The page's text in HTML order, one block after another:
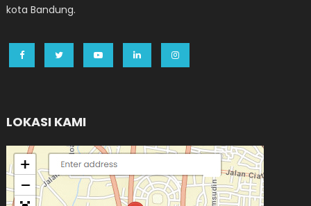
kota Bandung.
LOKASI KAMI